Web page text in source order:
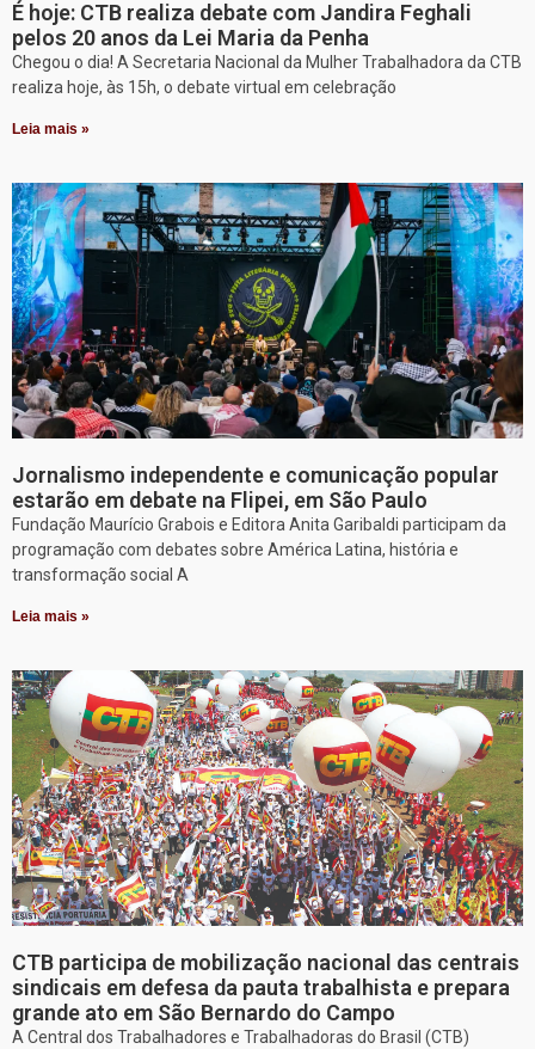
É hoje: CTB realiza debate com Jandira Feghali
pelos 20 anos da Lei Maria da Penha
Chegou o dia! A Secretaria Nacional da Mulher Trabalhadora da CTB
realiza hoje, às 15h, o debate virtual em celebração
Leia mais »
Jornalismo independente e comunicação popular
estarão em debate na Flipei, em São Paulo
Fundação Maurício Grabois e Editora Anita Garibaldi participam da
programação com debates sobre América Latina, história e
transformação social A
Leia mais »
CTB participa de mobilização nacional das centrais
sindicais em defesa da pauta trabalhista e prepara
grande ato em São Bernardo do Campo
A Central dos Trabalhadores e Trabalhadoras do Brasil (CTB)